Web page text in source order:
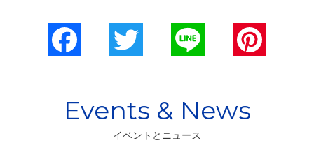
Facebook
イベントとニュース